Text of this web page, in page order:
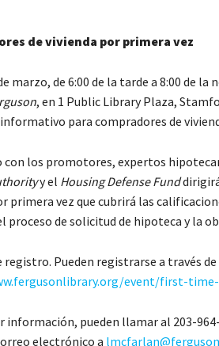
de vivienda por primera vez
marzo, de 6:00 de la tarde a 8:00 de
, en 1 Public Library Plaza,
para compradores de
con los promotores, expertos
y el Housing Defense Fund
primera vez que cubrirá las
proceso de solicitud de hipoteca y la
registro. Pueden registrarse a través de
event/first-
información, pueden llamar al 203-
electrónico a